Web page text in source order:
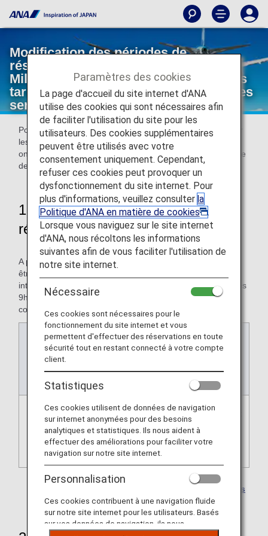
Modification des périodes de
réservation concernant le cumul de
Miles sur les vols intérieurs ANA et les
tarifs accompagnants AMC, et arrêt des
services de pré-réservation.
Pour les Miles cumulés sur les vols intérieurs d'ANA et pour
les tarifs accompagnants AMC, les périodes de réservation
ont été prolongées. De plus, pour certains clients, le Service
de pré-réservation a été résilié.
1. Modification des périodes de
réservation
A partir du 3 février 2025 inclus, les réservations pourront
être faites, dans le cadre du cumul de Miles pour les vols
intérieurs d'ANA ou pour les tarifs accompagnants AMC, dès
9h30 (JST) et ce 355 jours avant la date de départ (sans
compter le jour du départ).
Actuelles
(Pour les réservations
jusqu'au 2 février 2025
Après les modifications
(Pour les réservations à
A partir de la publication
des nouveaux horaires de
vol et jusqu'à la veille du
départ*1
Dès 9h30, 355 jours avant
la date du départ, jusqu'à
la veille du départ
les périodes de réservation des vols intérieurs
d'ANApour plus de détails.
Paramètres des cookies
La page d'accueil du site internet d'ANA
utilise des cookies qui sont nécessaires afin
de faciliter l'utilisation du site pour les
utilisateurs. Des cookies supplémentaires
peuvent être utilisés avec votre
consentement uniquement. Cependant,
refuser ces cookies peut provoquer un
dysfonctionnement du site internet. Pour
plus d'informations, veuillez consulter la
Politique d'ANA en matière de cookies
.
Lorsque vous naviguez sur le site internet
d'ANA, nous récoltons les informations
suivantes afin de vous faciliter l'utilisation de
notre site internet.
Nécessaire
Ces cookies sont nécessaires pour le
fonctionnement du site internet et vous
permettent d'effectuer des réservations en toute
sécurité tout en restant connecté à votre compte
client.
Statistiques
Ces cookies utilisent de données de navigation
sur internet anonymées pour des besoins
analytiques et statistiques. Ils nous aident à
effectuer des améliorations pour faciliter votre
navigation sur notre site internet.
Personnalisation
Ces cookies contribuent à une navigation fluide
sur notre site internet pour les utilisateurs. Basés
sur vos données de navigation, ils nous